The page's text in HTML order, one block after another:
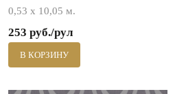
0,53 х 10,05 м.
253 руб./рул
В КОРЗИНУ